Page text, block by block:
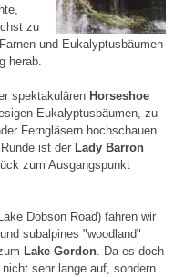
zu
und Eukalyptusbäumen
herab.
spektakulären Horseshoe
Eukalyptusbäumen, zu
Ferngläsern hochschauen
ist der Lady Barron
zum Ausgangspunkt
Dobson Road) fahren wir
subalpines "woodland"
Lake Gordon . Da es doch
sehr lange auf, sondern